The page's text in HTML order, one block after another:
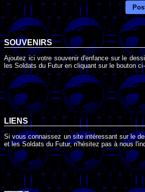
SOUVENIRS
Ajoutez ici votre souvenir d'enfance sur le
les Soldats du Futur en cliquant sur le bouton
LIENS
Si vous connaissez un site intéressant sur le
et les Soldats du Futur, n'hésitez pas à nous